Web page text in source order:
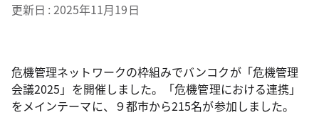
更新日 2025年11月19日
危機管理ネットワークの枠組みでバンコクが「危機管理
会議2025」を開催しました。「危機管理における連携」
をメインテーマに、９都市から215名が参加しました。